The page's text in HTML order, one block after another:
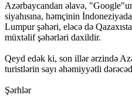
Azərbaycandan əlavə,
siyahısına, həmçinin
Lumpur şəhəri, eləcə də
müxtəlif şəhərləri daxildir.
Qeyd edək ki, son illər ərzində
turistlərin sayı əhəmiyyətli
Şərhlər